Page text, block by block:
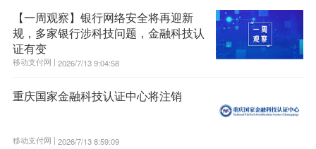
【一周观察】银行网络安全将再迎新
规，多家银行涉科技问题，金融科技认
证有变
移动支付网 | 2026/7/13 9:04:58
重庆国家金融科技认证中心将注销
移动支付网 | 2026/7/13 8:59:09